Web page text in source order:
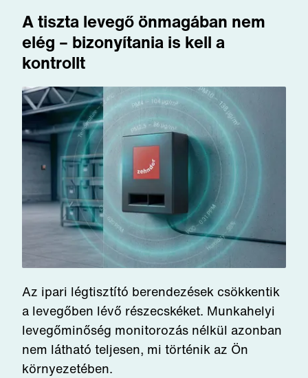
Az ipari légtisztító berendezések csökkentik
a levegőben lévő részecskéket. Munkahelyi
levegőminőség monitorozás nélkül azonban
nem látható teljesen, mi történik az Ön
környezetében.
A tiszta levegő önmagában nem
elég – bizonyítania is kell a
kontrollt